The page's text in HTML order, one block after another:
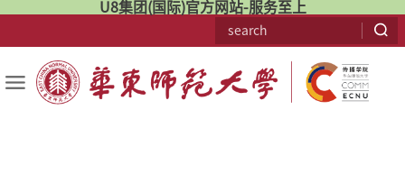
U8集团(国际)官方网站-服务至上